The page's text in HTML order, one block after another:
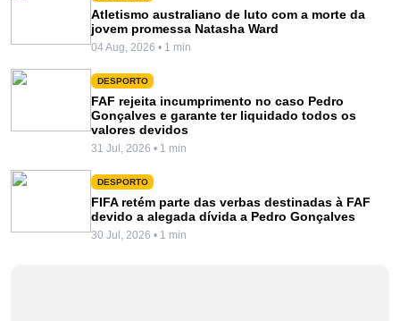
Atletismo australiano de luto com a morte da
jovem promessa Natasha Ward
04 Aug, 2026 • 1 min
DESPORTO
FAF rejeita incumprimento no caso Pedro
Gonçalves e garante ter liquidado todos os
valores devidos
31 Jul, 2026 • 1 min
DESPORTO
FIFA retém parte das verbas destinadas à FAF
devido a alegada dívida a Pedro Gonçalves
30 Jul, 2026 • 1 min